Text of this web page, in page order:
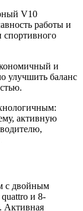
V10
работы и
спортивного
и
улучшить баланс
активную
с двойным
и 8-
Активная